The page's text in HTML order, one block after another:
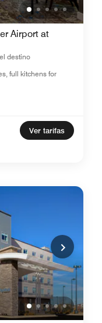
Airport at
destino
full kitchens for
Ver tarifas